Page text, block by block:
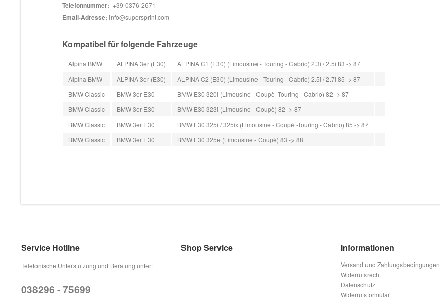
Telefonnummer: +39-0376-2671
Email-Adresse: info@supersprint.com
Kompatibel für folgende Fahrzeuge
Alpina BMW ALPINA 3er (E30)
ALPINA C1 (E30) (Limousine - Touring - Cabrio) 2.3i / 2.5i 83 -> 87
Alpina BMW
ALPINA 3er (E30)
ALPINA C2 (E30) (Limousine - Touring - Cabrio) 2.5i / 2.7i 85 -> 87
BMW Classic
BMW 3er E30
BMW E30 320i (Limousine - Coupè -Touring - Cabrio) 82 -> 87
BMW Classic
BMW 3er E30
BMW E30 323i (Limousine - Coupè) 82 -> 87
BMW Classic
BMW 3er E30
BMW E30 325i / 325ix (Limousine - Coupè -Touring - Cabrio) 85 -> 87
BMW Classic
BMW 3er E30 BMW E30 325e (Limousine - Coupè) 83 -> 88
Service Hotline
Telefonische Unterstützung und Beratung unter:
038296 - 75699
Shop Service Informationen
Versand und Zahlungsbedingungen
Widerrufsrecht
Datenschutz
Widerrufsformular